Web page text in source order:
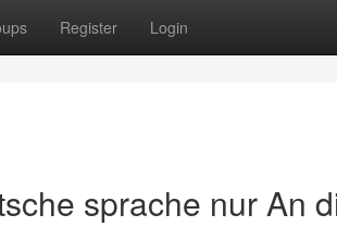
Register Login
sprache nur An